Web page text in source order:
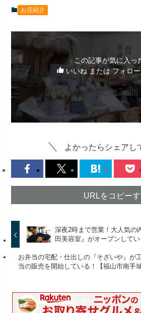
お店紹介
この記事が気に入っ
いいね または フォロ
Follow @fukuyama_2shin
よかったらシェアし
URLをコピー
深夜2時まで営業！大人気の
田美容室』がオープンしてい
お弁当の宅配・仕出しの『そざいや』が
当の販売を開始している！【福山市南手城